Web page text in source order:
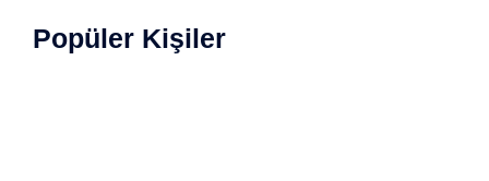
Popüler Kişiler